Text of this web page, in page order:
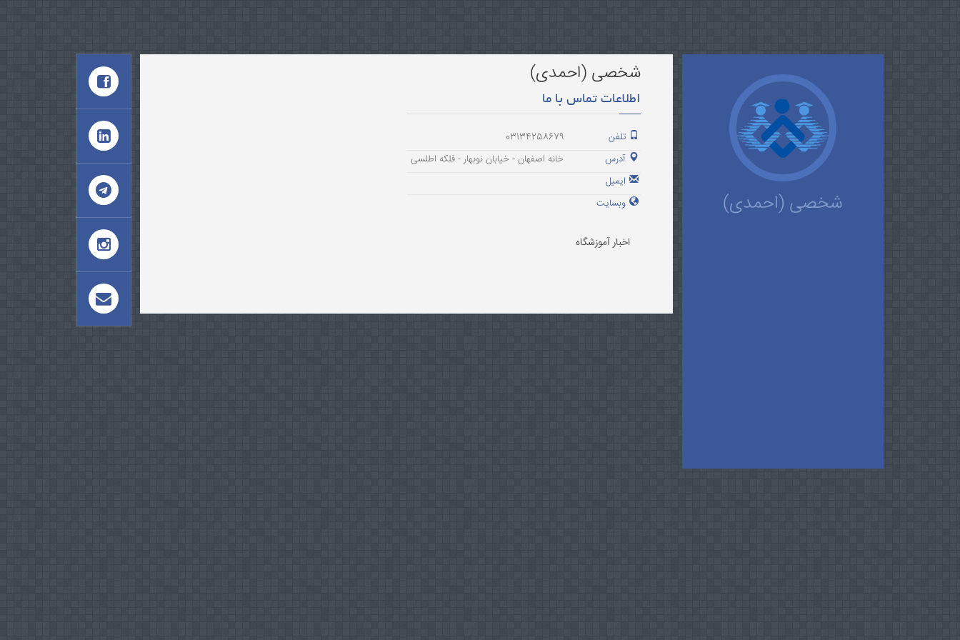
شخصی (احمدی)
شخصی (احمدی)
اطلاعات تماس با ما
تلفن
03134258679
آدرس
خانه اصفهان - خیابان نوبهار - فلکه اطلسی
ایمیل
وبسایت
اخبار آموزشگاه